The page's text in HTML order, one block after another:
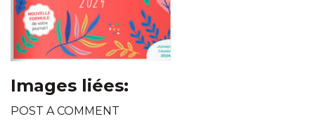
Images liées:
POST A COMMENT